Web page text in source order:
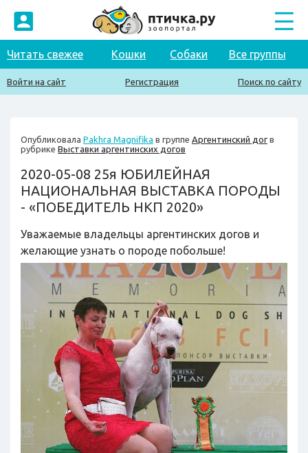
Читать свежее Кошки Собаки Все группы
Войти на сайт Регистрация Поиск по сайту
Опубликовала Pakhra Magnifika в группе Аргентинский дог в
рубрике Выставки аргентинских догов
2020-05-08 25я ЮБИЛЕЙНАЯ
НАЦИОНАЛЬНАЯ ВЫСТАВКА ПОРОДЫ
- «ПОБЕДИТЕЛЬ НКП 2020»
Уважаемые владельцы аргентинских догов и
желающие узнать о породе побольше!